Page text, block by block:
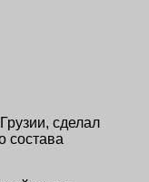
сделал
состава